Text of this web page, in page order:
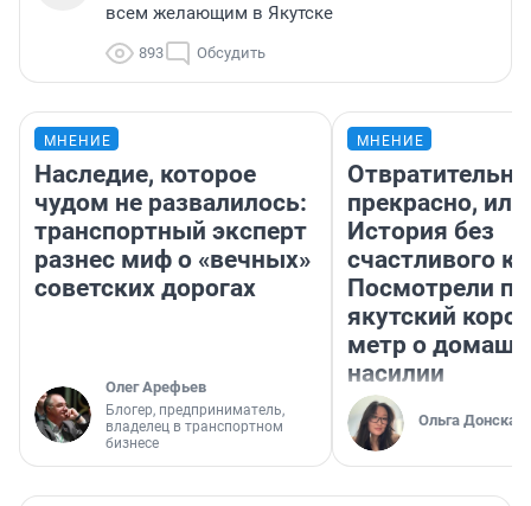
всем желающим в Якутске
893 Обсудить
МНЕНИЕ
Наследие, которое
чудом не развалилось:
транспортный эксперт
разнес миф о «вечных»
советских дорогах
Олег Арефьев
Блогер, предприниматель,
владелец в транспортном
бизнесе
МНЕНИЕ
Отвратительно
прекрасно, или
История без
счастливого
Посмотрели
якутский
метр о
насилии
Ольга Донская